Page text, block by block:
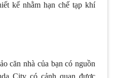
kế nhằm hạn chế tạp khí
căn nhà của bạn có nguồn